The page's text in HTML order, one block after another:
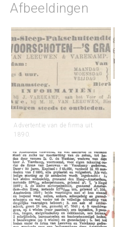
Afbeeldingen
Advertentie van de firma uit
1890.